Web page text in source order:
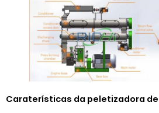
Caraterísticas da peletizadora